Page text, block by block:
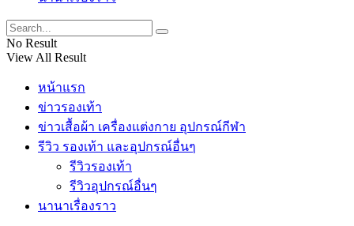
No Result
View All Result
หน้าแรก
ข่าวรองเท้า
ข่าวเสื้อผ้า เครื่องแต่งกาย อุปกรณ์กีฬา
รีวิว รองเท้า และอุปกรณ์อื่นๆ
รีวิวรองเท้า
รีวิวอุปกรณ์อื่นๆ
นานาเรื่องราว